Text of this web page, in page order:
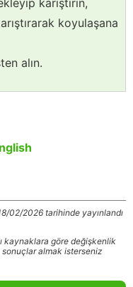
karıştırın,
koyulaşana
alın.
02/2026 tarihinde yayınlandı
kaynaklara göre değişkenlik
almak isterseniz